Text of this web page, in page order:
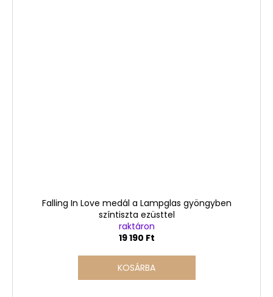
Falling In Love medál a Lampglas gyöngyben
színtiszta ezüsttel
raktáron
19 190 Ft
KOSÁRBA